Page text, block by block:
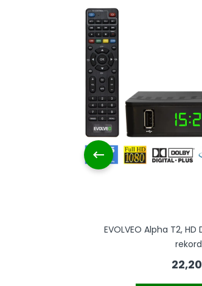
EVOLVEO Alpha T2, HD